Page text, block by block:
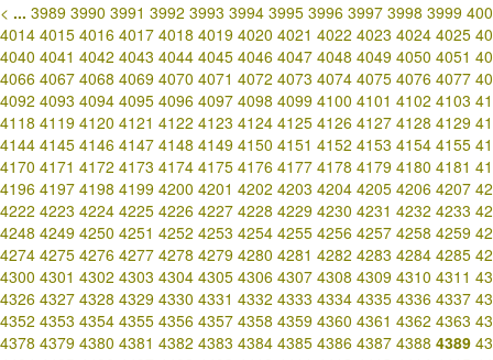
< ... 3989 3990 3991 3992 3993 3994 3995 3996 3997 3998 3999
4014 4015 4016 4017 4018 4019 4020 4021 4022 4023 4024 4025
4040 4041 4042 4043 4044 4045 4046 4047 4048 4049 4050 4051
4066 4067 4068 4069 4070 4071 4072 4073 4074 4075 4076 4077
4092 4093 4094 4095 4096 4097 4098 4099 4100 4101 4102 4103
4118 4119 4120 4121 4122 4123 4124 4125 4126 4127 4128 4129
4144 4145 4146 4147 4148 4149 4150 4151 4152 4153 4154 4155
4170 4171 4172 4173 4174 4175 4176 4177 4178 4179 4180 4181
4196 4197 4198 4199 4200 4201 4202 4203 4204 4205 4206 4207
4222 4223 4224 4225 4226 4227 4228 4229 4230 4231 4232 4233
4248 4249 4250 4251 4252 4253 4254 4255 4256 4257 4258 4259
4274 4275 4276 4277 4278 4279 4280 4281 4282 4283 4284 4285
4300 4301 4302 4303 4304 4305 4306 4307 4308 4309 4310 4311
4326 4327 4328 4329 4330 4331 4332 4333 4334 4335 4336 4337
4352 4353 4354 4355 4356 4357 4358 4359 4360 4361 4362 4363
4378 4379 4380 4381 4382 4383 4384 4385 4386 4387 4388 4389